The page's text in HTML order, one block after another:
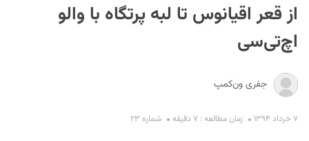
از قعر اقیانوس تا لبه پرتگاه با والو
اچ‌تی‌سی
جفری ون‌کمپ
۷ خرداد ۱۳۹۴ زمان مطالعه : ۷ دقیقه شماره ۲۳